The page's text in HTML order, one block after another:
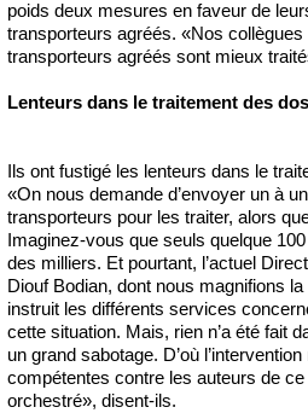
poids deux mesures en faveur de
transporteurs agréés. «Nos
transporteurs agréés sont mieux
Lenteurs dans le traitement des
Ils ont fustigé les lenteurs dans le
«On nous demande d’envoyer un à
transporteurs pour les traiter, alors
Imaginez-vous que seuls quelque
des milliers. Et pourtant, l’actuel
Diouf Bodian, dont nous magnifions
instruit les différents services
cette situation. Mais, rien n’a été fait
un grand sabotage. D’où
compétentes contre les auteurs de
orchestré», disent-ils.